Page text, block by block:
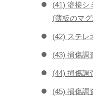
(41) 溶接シ
(薄板のマ
(42) ステレ
(43) 損傷調
(44) 損傷調
(45) 損傷調